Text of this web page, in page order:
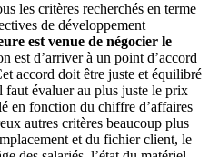
les critères recherchés en terme
de développement
est venue de négocier le
est d’arriver à un point d’accord
accord doit être juste et équilibré
faut évaluer au plus juste le prix
en fonction du chiffre d’affaires
autres critères beaucoup plus
et du fichier client, le